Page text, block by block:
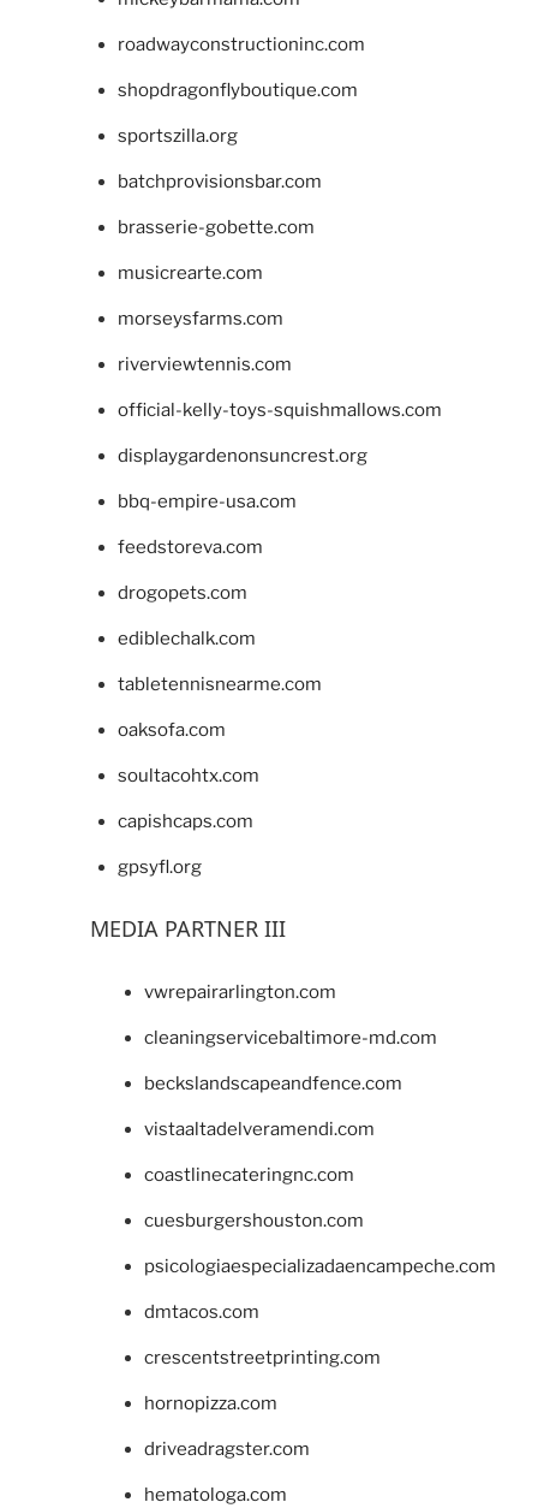
roadwayconstructioninc.com
shopdragonflyboutique.com
sportszilla.org
batchprovisionsbar.com
brasserie-gobette.com
musicrearte.com
morseysfarms.com
riverviewtennis.com
official-kelly-toys-squishmallows.com
displaygardenonsuncrest.org
bbq-empire-usa.com
feedstoreva.com
drogopets.com
ediblechalk.com
tabletennisnearme.com
oaksofa.com
soultacohtx.com
capishcaps.com
gpsyfl.org
MEDIA PARTNER III
vwrepairarlington.com
cleaningservicebaltimore-md.com
beckslandscapeandfence.com
vistaaltadelveramendi.com
coastlinecateringnc.com
cuesburgershouston.com
psicologiaespecializadaencampeche.com
dmtacos.com
crescentstreetprinting.com
hornopizza.com
driveadragster.com
hematologa.com